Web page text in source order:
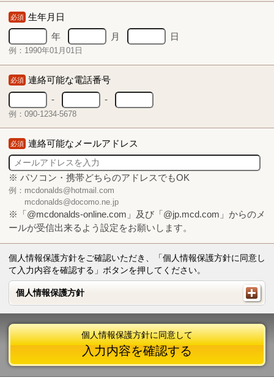
必須 生年月日
年
月 日
例：1990年01月01日
必須 連絡可能な電話番号
-
-
例：090-1234-5678
必須 連絡可能なメールアドレス
※ パソコン・携帯どちらのアドレスでもOK
例：mcdonalds@hotmail.com
mcdonalds@docomo.ne.jp
※「@mcdonalds-online.com」及び「@jp.mcd.com」からのメ
ールが受信出来るよう設定をお願いします。
個人情報保護方針をご確認いただき、「個人情報保護方針に同意し
て入力内容を確認する」ボタンを押してください。
個人情報保護方針
個人情報保護方針
個人情報保護方針に同意して
入力内容を確認する